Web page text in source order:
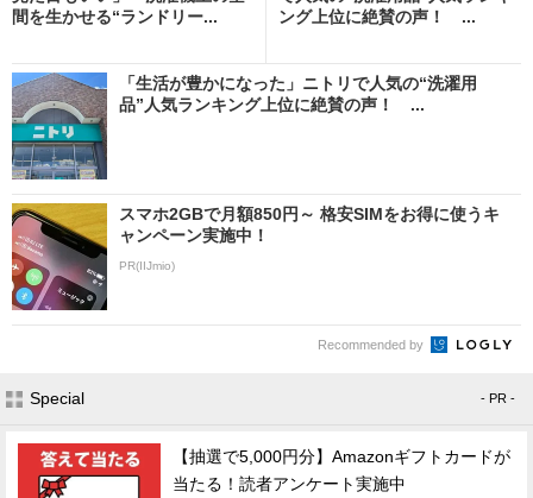
間を生かせる“ランドリー...
ング上位に絶賛の声！ ...
「生活が豊かになった」ニトリで人気の“洗濯用
品”人気ランキング上位に絶賛の声！ ...
スマホ2GBで月額850円～ 格安SIMをお得に使うキ
ャンペーン実施中！
PR(IIJmio)
Recommended by
Special - PR -
【抽選で5,000円分】Amazonギフトカードが
当たる！読者アンケート実施中